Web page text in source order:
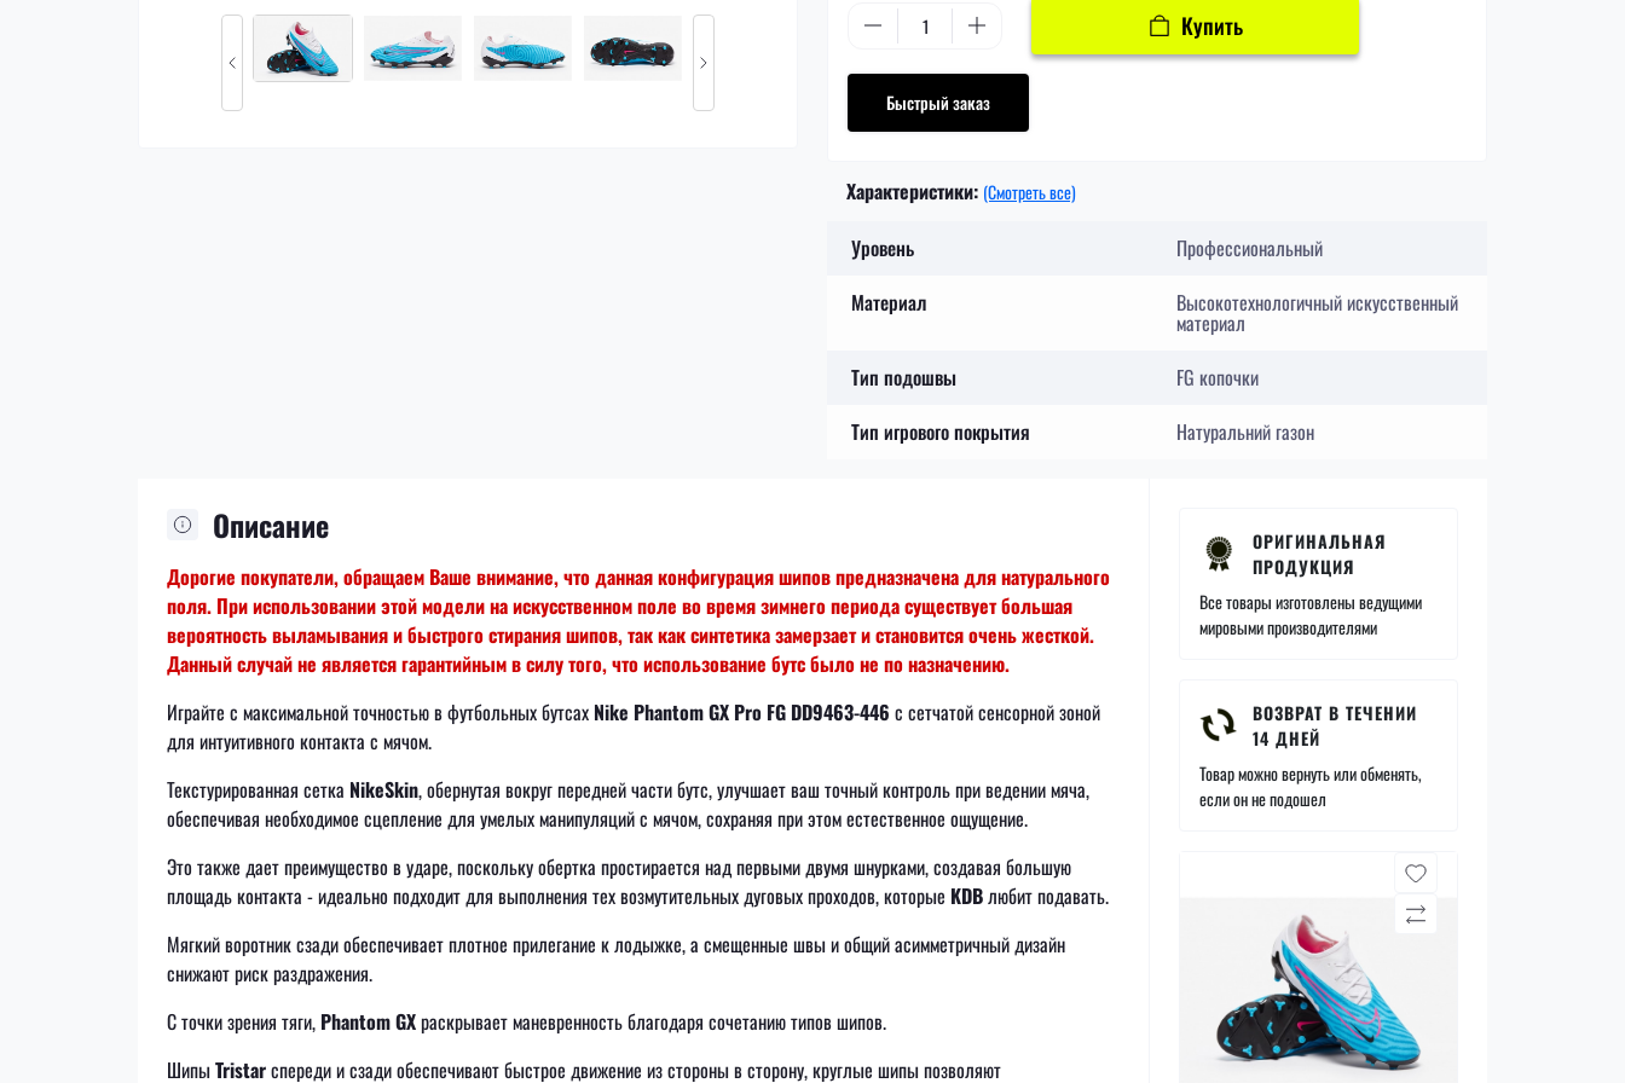
Купить
Быстрый заказ
Характеристики: (Смотреть все)
Уровень
Профессиональный
Материал
Высокотехнологичный искусственный
материал
Тип подошвы
FG копочки
Тип игрового покрытия
Натуральний газон
Описание
Дорогие покупатели, обращаем Ваше внимание, что данная конфигурация шипов предназначена для натурального
поля. При использовании этой модели на искусственном поле во время зимнего периода существует большая
вероятность выламывания и быстрого стирания шипов, так как синтетика замерзает и становится очень жесткой.
Данный случай не является гарантийным в силу того, что использование бутс было не по назначению.
Играйте с максимальной точностью в футбольных бутсах Nike Phantom GX Pro FG DD9463-446 с сетчатой сенсорной зоной
для интуитивного контакта с мячом.
Текстурированная сетка NikeSkin, обернутая вокруг передней части бутс, улучшает ваш точный контроль при ведении мяча,
обеспечивая необходимое сцепление для умелых манипуляций с мячом, сохраняя при этом естественное ощущение.
Это также дает преимущество в ударе, поскольку обертка простирается над первыми двумя шнурками, создавая большую
площадь контакта - идеально подходит для выполнения тех возмутительных дуговых проходов, которые KDBлюбит подавать.
Мягкий воротник сзади обеспечивает плотное прилегание к лодыжке, а смещенные швы и общий асимметричный дизайн
снижают риск раздражения.
С точки зрения тяги, Phantom GXраскрывает маневренность благодаря сочетанию типов шипов.
ШипыTristarспереди и сзади обеспечивают быстрое движение из стороны в сторону, круглые шипы позволяют
ОРИГИНАЛЬНАЯ
ПРОДУКЦИЯ
Все товары изготовлены ведущими
мировыми производителями
ВОЗВРАТ В ТЕЧЕНИИ
14 ДНЕЙ
Товар можно вернуть или обменять,
если он не подошел